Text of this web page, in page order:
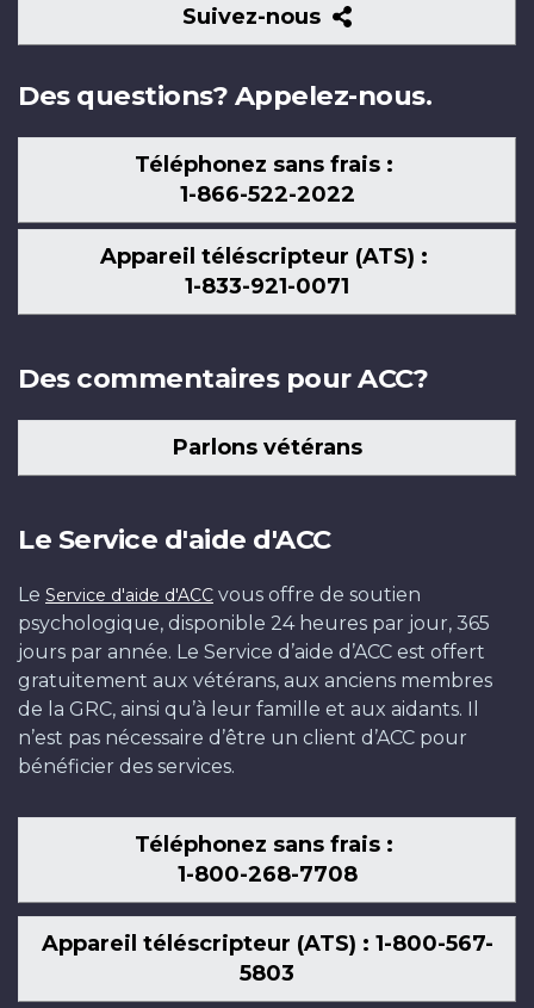
Suivez-nous
Suivez-
nous
Des questions? Appelez-nous.
Téléphonez sans frais :
1-866-522-2022
Appareil téléscripteur (ATS) :
1-833-921-0071
Des commentaires pour ACC?
Parlons vétérans
Le Service d'aide d'ACC
Le Service d'aide d'ACC vous offre de soutien
psychologique, disponible 24 heures par jour, 365
jours par année. Le Service d’aide d’ACC est offert
gratuitement aux vétérans, aux anciens membres
de la GRC, ainsi qu’à leur famille et aux aidants. Il
n’est pas nécessaire d’être un client d’ACC pour
bénéficier des services.
Téléphonez sans frais :
1-800-268-7708
Appareil téléscripteur (ATS) : 1-800-567-
5803